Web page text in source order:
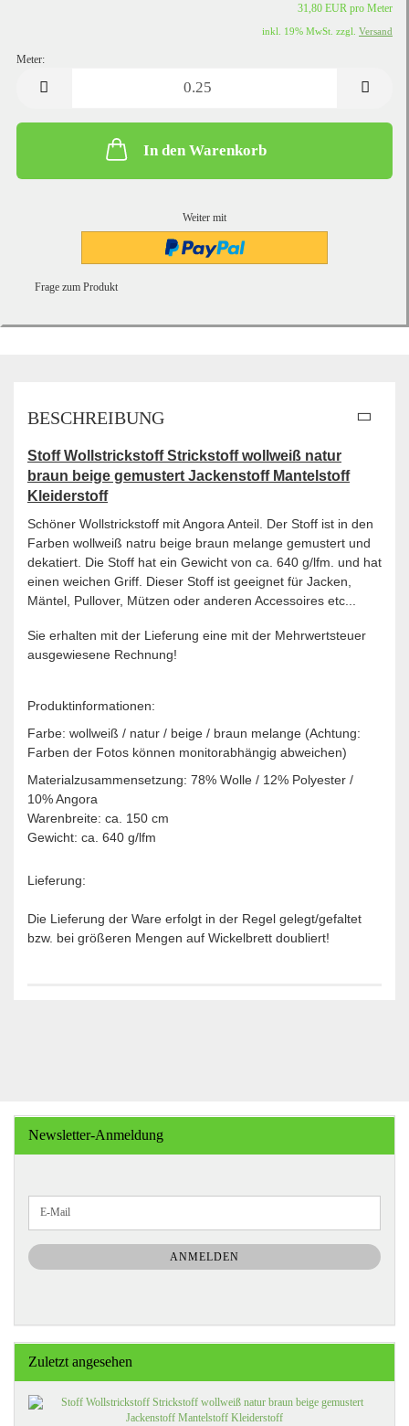
31,80 EUR pro Meter
inkl. 19% MwSt. zzgl. Versand
Meter:
In den Warenkorb
Weiter mit
Frage zum Produkt
BESCHREIBUNG
Stoff Wollstrickstoff Strickstoff wollweiß natur
braun beige gemustert Jackenstoff Mantelstoff
Kleiderstoff
Schöner Wollstrickstoff mit Angora Anteil. Der Stoff ist in den
Farben wollweiß natru beige braun melange gemustert und
dekatiert. Die Stoff hat ein Gewicht von ca. 640 g/lfm. und hat
einen weichen Griff. Dieser Stoff ist geeignet für Jacken,
Mäntel, Pullover, Mützen oder anderen Accessoires etc...
Sie erhalten mit der Lieferung eine mit der Mehrwertsteuer
ausgewiesene Rechnung!
Produktinformationen:
Farbe: wollweiß / natur / beige / braun melange (Achtung:
Farben der Fotos können monitorabhängig abweichen)
Materialzusammensetzung: 78% Wolle / 12% Polyester /
10% Angora
Warenbreite: ca. 150 cm
Gewicht: ca. 640 g/lfm
Lieferung:
Die Lieferung der Ware erfolgt in der Regel gelegt/gefaltet
bzw. bei größeren Mengen auf Wickelbrett doubliert!
Newsletter-Anmeldung
ZUR
NEWSLETTER-
ANMELDUNG
E-
ANMELDEN
Zuletzt angesehen